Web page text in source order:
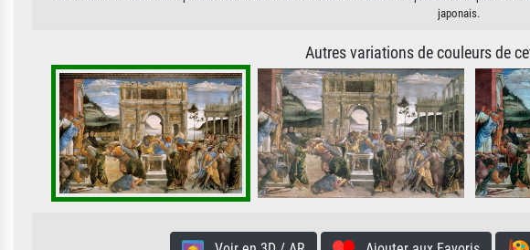
japonais.
Autres variations de couleurs de